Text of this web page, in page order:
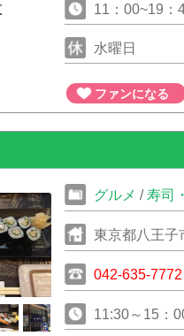
11：00~19：
水曜日
ファンになる
グルメ /寿司
東京都八王子
そま1F
042-635-7772
11:30～15：